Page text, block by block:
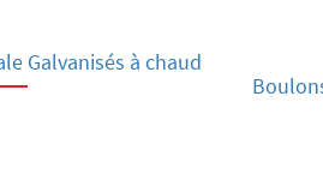
Galvanisés à chaud